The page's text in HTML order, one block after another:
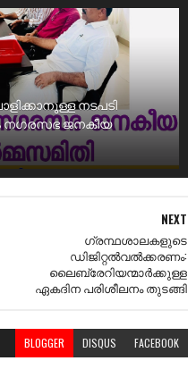
നടപടി
നഗരസഭ ജനകീയ
NEXT
ഗ്രന്ഥശാലകളുടെ
ഡിജിറ്റൽവൽക്കരണം:
ലൈബ്രേറിയന്മാർക്കുള്ള
ഏകദിന പരിശീലനം തുടങ്ങി
BLOGGER DISQUS FACEBOOK